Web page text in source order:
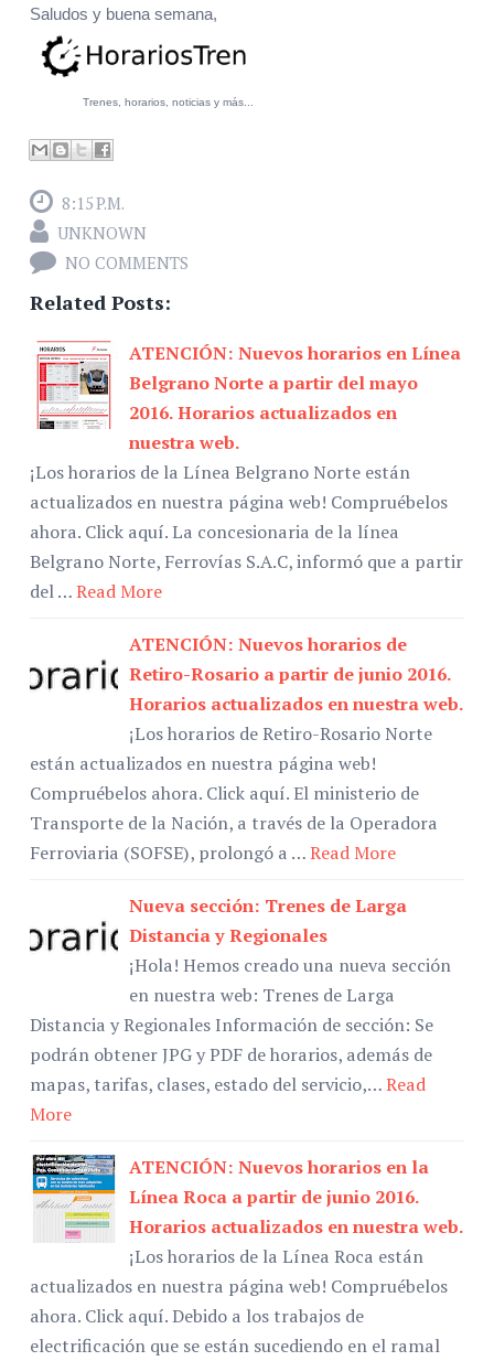
Saludos y buena semana,
Trenes, horarios, noticias y más...
8:15 P.M.
UNKNOWN
NO COMMENTS
Related Posts:
ATENCIÓN: Nuevos horarios en Línea
Belgrano Norte a partir del mayo
2016. Horarios actualizados en
nuestra web.
¡Los horarios de la Línea Belgrano Norte están
actualizados en nuestra página web! Compruébelos
ahora. Click aquí. La concesionaria de la línea
Belgrano Norte, Ferrovías S.A.C, informó que a partir
del …Read More
ATENCIÓN: Nuevos horarios de
Retiro-Rosario a partir de junio 2016.
Horarios actualizados en nuestra web.
¡Los horarios de Retiro-Rosario Norte
están actualizados en nuestra página web!
Compruébelos ahora. Click aquí. El ministerio de
Transporte de la Nación, a través de la Operadora
Ferroviaria (SOFSE), prolongó a …Read More
Nueva sección: Trenes de Larga
Distancia y Regionales
¡Hola! Hemos creado una nueva sección
en nuestra web: Trenes de Larga
Distancia y Regionales Información de sección: Se
podrán obtener JPG y PDF de horarios, además de
mapas, tarifas, clases, estado del servicio,…Read
More
ATENCIÓN: Nuevos horarios en la
Línea Roca a partir de junio 2016.
Horarios actualizados en nuestra web.
¡Los horarios de la Línea Roca están
actualizados en nuestra página web! Compruébelos
ahora. Click aquí. Debido a los trabajos de
electrificación que se están sucediendo en el ramal